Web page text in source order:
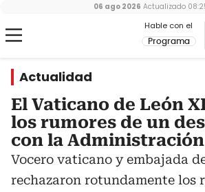
Hable con el
Programa
06 ago 2026 Actualizado
Actualidad
El Vaticano de León
los rumores de un
con la
Vocero vaticano y embajada
rechazaron rotundamente los